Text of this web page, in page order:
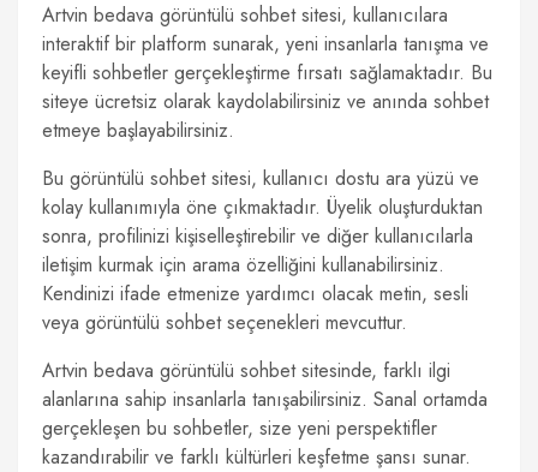
Artvin bedava görüntülü sohbet sitesi, kullanıcılara
interaktif bir platform sunarak, yeni insanlarla tanışma ve
keyifli sohbetler gerçekleştirme fırsatı sağlamaktadır. Bu
siteye ücretsiz olarak kaydolabilirsiniz ve anında sohbet
etmeye başlayabilirsiniz.
Bu görüntülü sohbet sitesi, kullanıcı dostu ara yüzü ve
kolay kullanımıyla öne çıkmaktadır. Üyelik oluşturduktan
sonra, profilinizi kişiselleştirebilir ve diğer kullanıcılarla
iletişim kurmak için arama özelliğini kullanabilirsiniz.
Kendinizi ifade etmenize yardımcı olacak metin, sesli
veya görüntülü sohbet seçenekleri mevcuttur.
Artvin bedava görüntülü sohbet sitesinde, farklı ilgi
alanlarına sahip insanlarla tanışabilirsiniz. Sanal ortamda
gerçekleşen bu sohbetler, size yeni perspektifler
kazandırabilir ve farklı kültürleri keşfetme şansı sunar.